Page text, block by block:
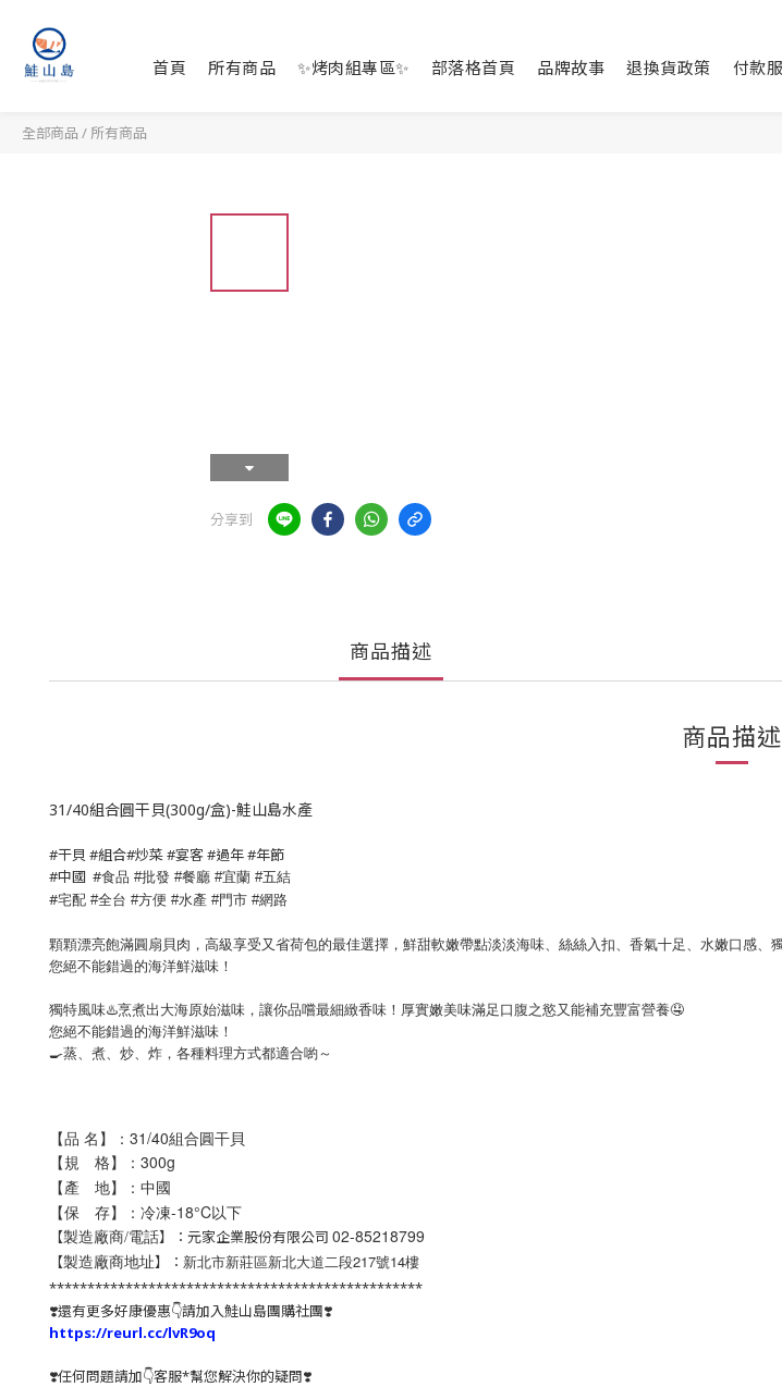
首頁 所有商品 ✨烤肉組專區✨ 部落格首頁 品牌故事 退換貨政策 付款
全部商品 / 所有商品
分享到
商品描述
商品描述
31/40組合圓干貝(300g/盒)-鮭山島水產
#干貝 #組合#炒菜 #宴客 #過年 #年節
#中國 #食品 #批發 #餐廳 #宜蘭 #五結
#宅配 #全台 #方便 #水產 #門市 #網路
顆顆漂亮飽滿圓扇貝肉，高級享受又省荷包的最佳選擇，鮮甜軟嫩帶點淡淡海味、絲絲入扣、香氣十足、水嫩口感、
您絕不能錯過的海洋鮮滋味！
獨特風味♨️烹煮出大海原始滋味，讓你品嚐最細緻香味！厚實嫩美味滿足口腹之慾又能補充豐富營養🤤
您絕不能錯過的海洋鮮滋味！
🍳蒸、煮、炒、炸，各種料理方式都適合喲～
【品 名】： 31/40組合圓干貝
【規 格】：300g
【產 地】：中國
【保 存】：冷凍-18°C以下
【製造廠商/電話】：元家企業股份有限公司 02-85218799
【製造廠商地址】： 新北市新莊區新北大道二段217號14樓
*************************************************
❣️還有更多好康優惠👇請加入鮭山島團購社團❣️
https://reurl.cc/lvR9oq
❣️任何問題請加👇客服*幫您解決你的疑問❣️